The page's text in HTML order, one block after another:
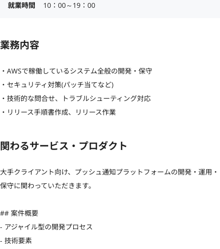
就業時間
10：00～19：00
業務内容
・AWSで稼働しているシステム全般の開発・保守
・セキュリティ対策(パッチ当てなど)
・技術的な問合せ、トラブルシューティング対応
・リリース手順書作成、リリース作業
関わるサービス・プロダクト
大手クライアント向け、プッシュ通知プラットフォームの開発・運用・
保守に関わっていただきます。
## 案件概要
- アジャイル型の開発プロセス
- 技術要素